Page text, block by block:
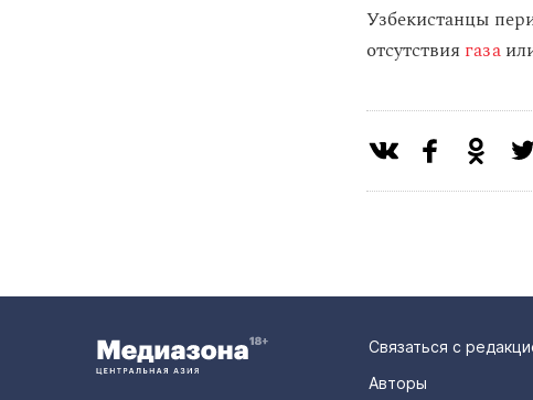
Узбекистанцы
отсутствия газа
Связаться с
Авторы